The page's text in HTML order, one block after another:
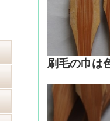
刷毛の巾は